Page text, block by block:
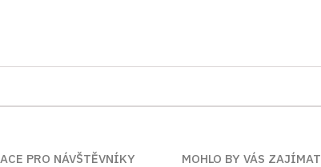
PRO NÁVŠTĚVNÍKY
MOHLO BY VÁS ZAJÍMAT